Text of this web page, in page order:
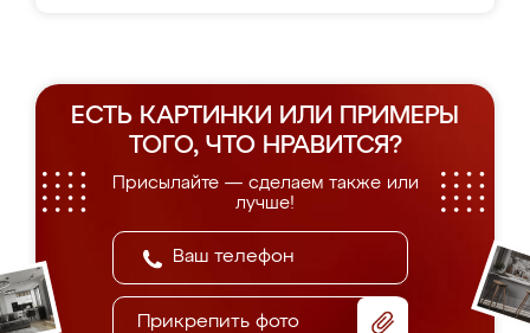
ЕСТЬ КАРТИНКИ ИЛИ ПРИМЕРЫ
ТОГО, ЧТО НРАВИТСЯ?
Присылайте — сделаем также или
лучше!
Прикрепить фото